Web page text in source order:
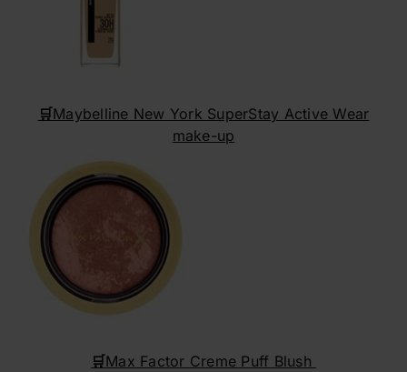
🛒Maybelline New York SuperStay Active Wear
make-up
🛒Max Factor Creme Puff Blush